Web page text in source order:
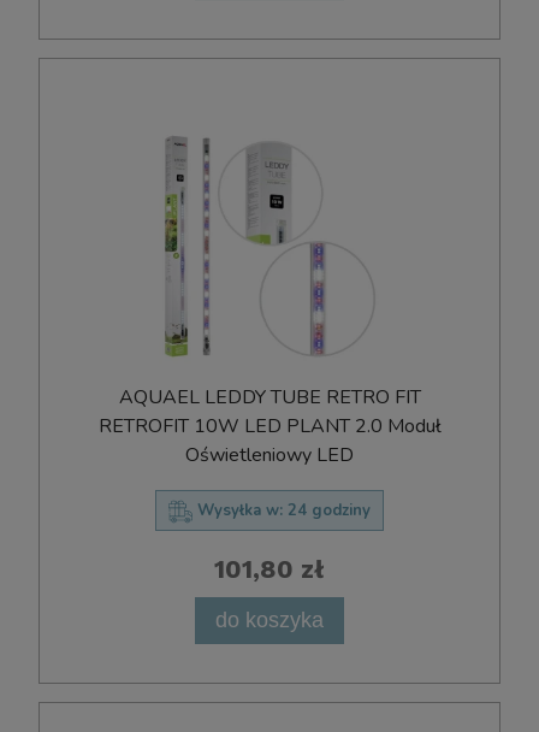
AQUAEL LEDDY TUBE RETRO FIT
RETROFIT 10W LED PLANT 2.0 Moduł
Oświetleniowy LED
Wysyłka w: 24 godziny
101,80 zł
do koszyka